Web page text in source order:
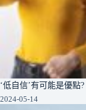
‘低自信’有可能是優點?
2024-05-14